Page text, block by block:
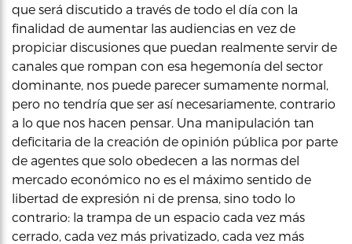
que será discutido a través de todo el día con la
finalidad de aumentar las audiencias en vez de
propiciar discusiones que puedan realmente servir de
canales que rompan con esa hegemonía del sector
dominante, nos puede parecer sumamente normal,
pero no tendría que ser así necesariamente, contrario
a lo que nos hacen pensar. Una manipulación tan
deficitaria de la creación de opinión pública por parte
de agentes que solo obedecen a las normas del
mercado económico no es el máximo sentido de
libertad de expresión ni de prensa, sino todo lo
contrario: la trampa de un espacio cada vez más
cerrado, cada vez más privatizado, cada vez más